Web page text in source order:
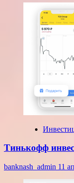
Тинькофф
banknash_admin 11